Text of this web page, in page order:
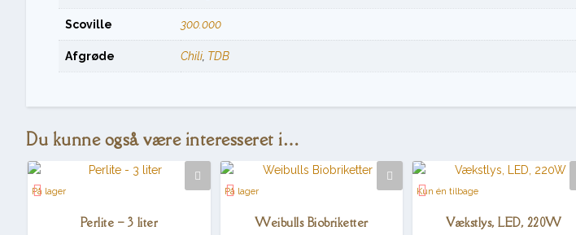
Scoville 300.000
Afgrøde Chili, TDB
Du kunne også være interesseret i…
På lager
Perlite – 3 liter
På lager
Weibulls Biobriketter
Kun én tilbage
Vækstlys, LED, 220W